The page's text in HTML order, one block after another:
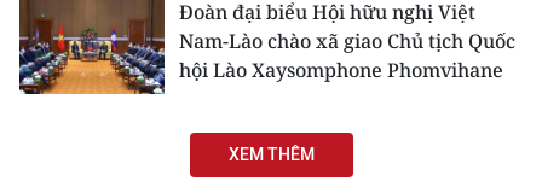
Đoàn đại biểu Hội hữu nghị Việt
Nam-Lào chào xã giao Chủ tịch Quốc
hội Lào Xaysomphone Phomvihane
XEM THÊM